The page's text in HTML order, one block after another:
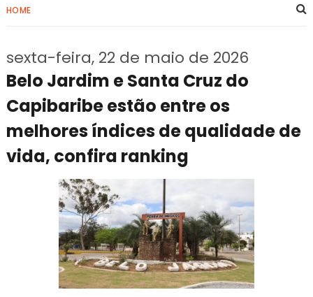
HOME
sexta-feira, 22 de maio de 2026
Belo Jardim e Santa Cruz do
Capibaribe estão entre os
melhores índices de qualidade de
vida, confira ranking